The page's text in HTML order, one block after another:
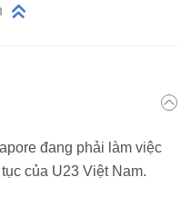
đang phải làm việc
của U23 Việt Nam.